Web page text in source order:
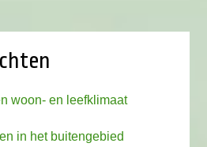
woon- en leefklimaat
in het buitengebied